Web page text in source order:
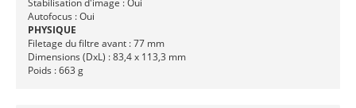
Stabilisation d'image : Oui
Autofocus : Oui
PHYSIQUE
Filetage du filtre avant : 77 mm
Dimensions (DxL) : 83,4 x 113,3 mm
Poids : 663 g